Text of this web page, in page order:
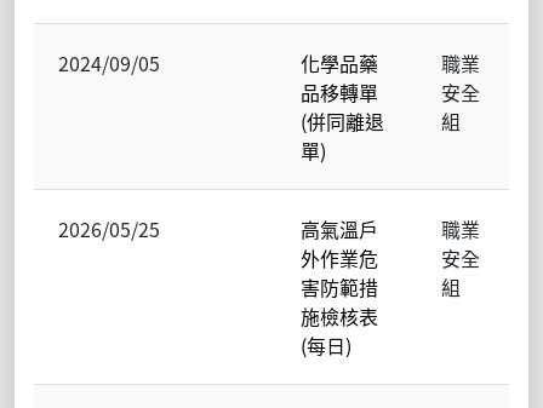
2024/09/05
化學品藥
品移轉單
(併同離退
單)
職業
安全
組
2026/05/25
高氣溫戶
外作業危
害防範措
施檢核表
(每日)
職業
安全
組